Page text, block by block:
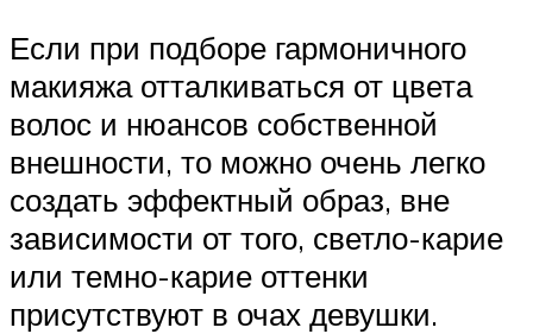
Если при подборе гармоничного
макияжа отталкиваться от цвета
волос и нюансов собственной
внешности, то можно очень легко
создать эффектный образ, вне
зависимости от того, светло-карие
или темно-карие оттенки
присутствуют в очах девушки.